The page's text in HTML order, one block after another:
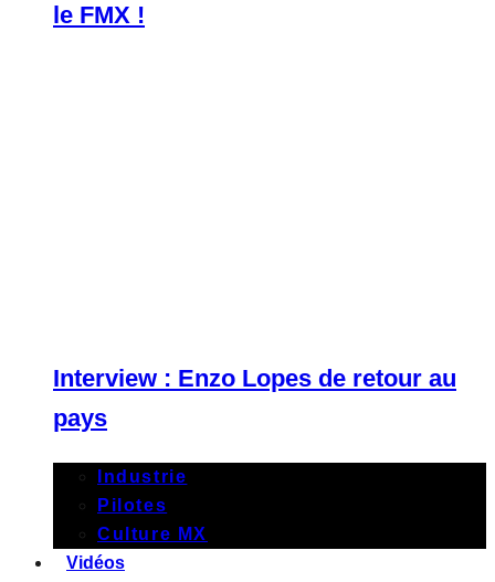
le FMX !
Interview : Enzo Lopes de retour au
pays
Industrie
Pilotes
Culture MX
Vidéos